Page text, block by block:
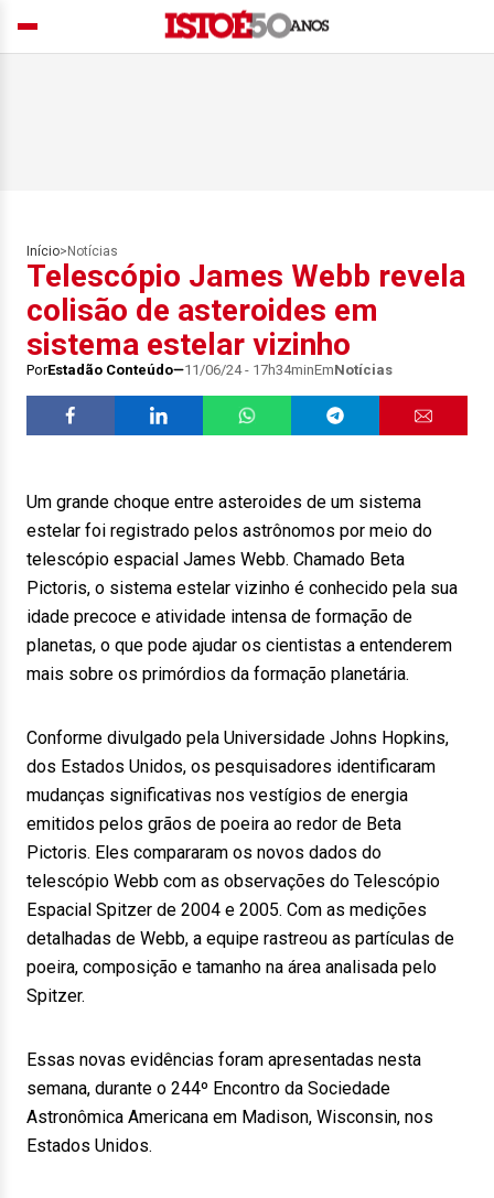
Início> Notícias
Telescópio James Webb revela
colisão de asteroides em
sistema estelar vizinho
PorEstadão Conteúdo 11/06/24 - 17h34minEmNotícias
Um grande choque entre asteroides de um sistema
estelar foi registrado pelos astrônomos por meio do
telescópio espacial James Webb. Chamado Beta
Pictoris, o sistema estelar vizinho é conhecido pela sua
idade precoce e atividade intensa de formação de
planetas, o que pode ajudar os cientistas a entenderem
mais sobre os primórdios da formação planetária.
Conforme divulgado pela Universidade Johns Hopkins,
dos Estados Unidos, os pesquisadores identificaram
mudanças significativas nos vestígios de energia
emitidos pelos grãos de poeira ao redor de Beta
Pictoris. Eles compararam os novos dados do
telescópio Webb com as observações do Telescópio
Espacial Spitzer de 2004 e 2005. Com as medições
detalhadas de Webb, a equipe rastreou as partículas de
poeira, composição e tamanho na área analisada pelo
Spitzer.
Essas novas evidências foram apresentadas nesta
semana, durante o 244º Encontro da Sociedade
Astronômica Americana em Madison, Wisconsin, nos
Estados Unidos.